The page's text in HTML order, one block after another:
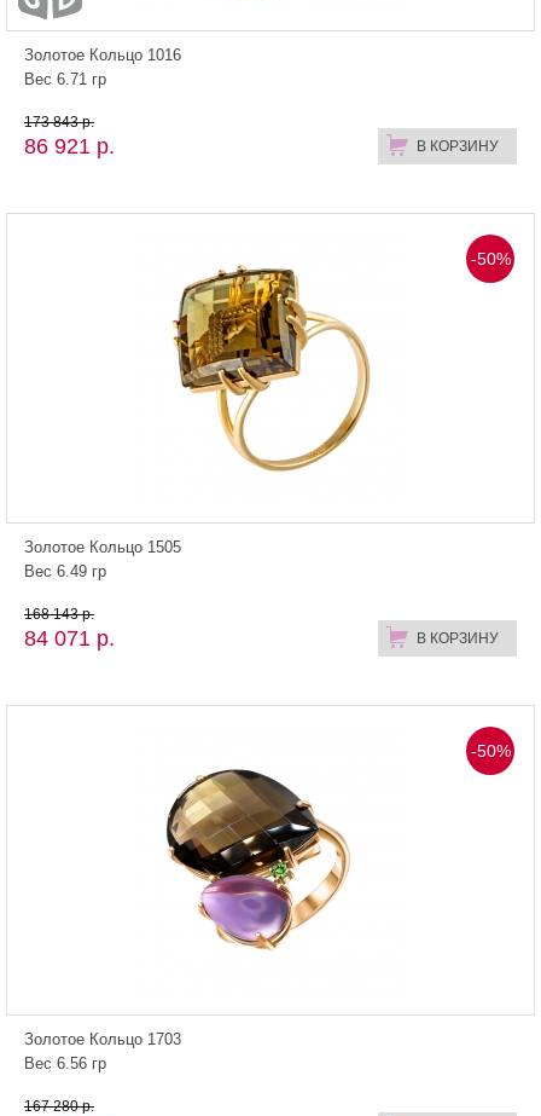
Золотое Кольцо 1016
Вес 6.71 гр
86 921 р. В КОРЗИНУ
173 843 р.
-50%
Золотое Кольцо 1505
Вес 6.49 гр
84 071 р. В КОРЗИНУ
168 143 р.
-50%
Золотое Кольцо 1703
Вес 6.56 гр
167 280 р.